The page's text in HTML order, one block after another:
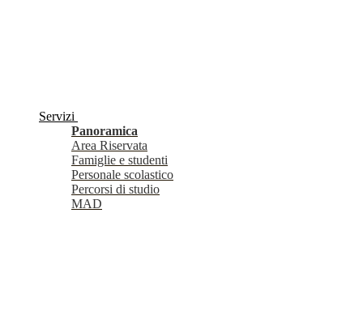
Servizi
Panoramica
Area Riservata
Famiglie e studenti
Personale scolastico
Percorsi di studio
MAD